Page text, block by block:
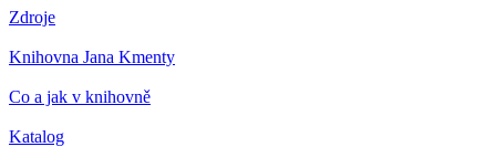
Zdroje
Knihovna Jana Kmenty
Co a jak v knihovně
Katalog